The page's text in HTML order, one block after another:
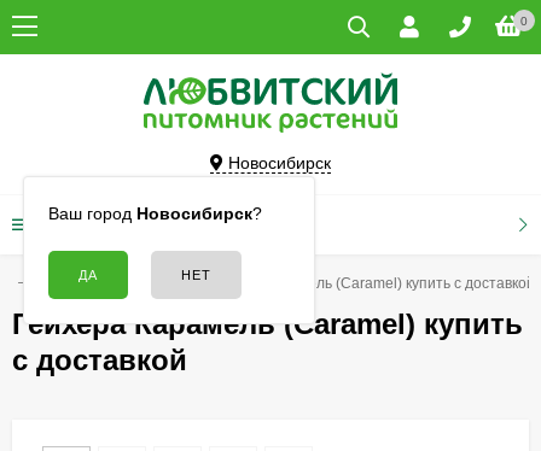
0
Новосибирск
Ваш город Новосибирск?
КАТАЛОГ ТОВАРОВ
Цветы Гейхера Карамель (Caramel) купить с доставкой
Гейхера Карамель (Caramel) купить
с доставкой